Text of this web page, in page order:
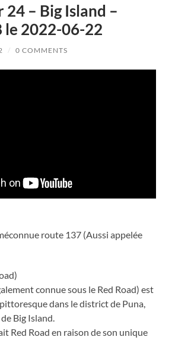
– Big Island –
le 2022-06-22
/ 0 COMMENTS
route 137 (Aussi appelée
connue sous le Red Road) est
dans le district de Puna,
Big Island.
Red Road en raison de son unique